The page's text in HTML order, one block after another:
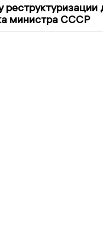
министра СССР